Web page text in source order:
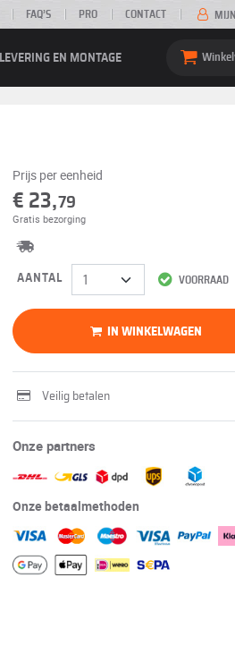
FAQ’S PRO CONTACT
LEVERING EN MONTAGE
Prijs per eenheid
€ 23,79
Gratis bezorging
VOORRAAD
AANTAL
IN WINKELWAGEN
Veilig betalen
Onze partners
Onze betaalmethoden